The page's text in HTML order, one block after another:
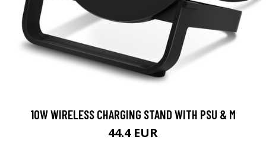
10W WIRELESS CHARGING STAND WITH PSU & M
44.4 EUR